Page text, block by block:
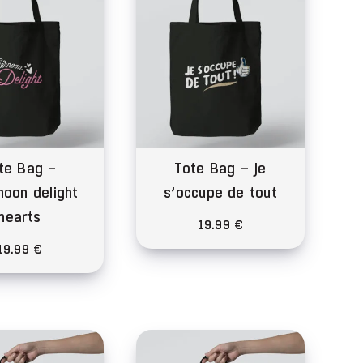
Les
peuvent
être
choisies
la
page
du
produit
Bag –
delight
€
Ce
plusieurs
Tote Bag – Je
s’occupe de tout
19.99 €
Ce
variations.
Les